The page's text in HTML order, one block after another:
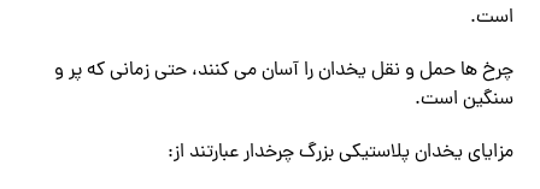
است.
چرخ ها حمل و نقل یخدان را آسان می کنند، حتی زمانی که پر و
سنگین است.
مزایای یخدان پلاستیکی بزرگ چرخدار عبارتند از: